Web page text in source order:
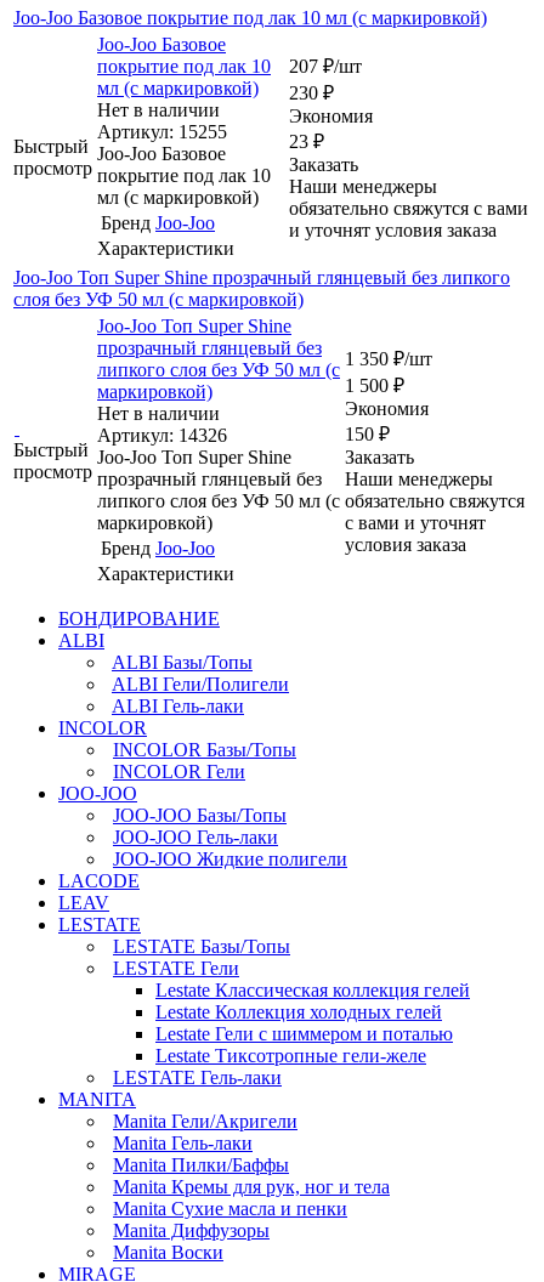
Joo-Joo Базовое покрытие под лак 10 мл (c маркировкой)
Быстрый
просмотр
Joo-Joo Базовое
покрытие под лак 10
мл (c маркировкой)
Нет в наличии
Артикул: 15255
Joo-Joo Базовое
покрытие под лак 10
мл (c маркировкой)
Бренд Joo-Joo
Характеристики
207 ₽/шт
230 ₽
Экономия
23 ₽
Заказать
Наши менеджеры
обязательно свяжутся с вами
и уточнят условия заказа
Joo-Joo Топ Super Shine прозрачный глянцевый без липкого
слоя без УФ 50 мл (с маркировкой)
Быстрый
просмотр
Joo-Joo Топ Super Shine
прозрачный глянцевый без
липкого слоя без УФ 50 мл (с
маркировкой)
Нет в наличии
Артикул: 14326
Joo-Joo Топ Super Shine
прозрачный глянцевый без
липкого слоя без УФ 50 мл (с
маркировкой)
Бренд Joo-Joo
Характеристики
1 350 ₽/шт
1 500 ₽
Экономия
150 ₽
Заказать
Наши менеджеры
обязательно свяжутся
с вами и уточнят
условия заказа
БОНДИРОВАНИЕ
ALBI
ALBI Базы/Топы
ALBI Гели/Полигели
ALBI Гель-лаки
INCOLOR
INCOLOR Базы/Топы
INCOLOR Гели
JOO-JOO
JOO-JOO Базы/Топы
JOO-JOO Гель-лаки
JOO-JOO Жидкие полигели
LACODE
LEAV
LESTATE
LESTATE Базы/Топы
LESTATE Гели
Lestate Классическая коллекция гелей
Lestate Коллекция холодных гелей
Lestate Гели с шиммером и поталью
Lestate Тиксотропные гели-желе
LESTATE Гель-лаки
MANITA
Manita Гели/Акригели
Manita Гель-лаки
Manita Пилки/Баффы
Manita Кремы для рук, ног и тела
Manita Сухие масла и пенки
Manita Диффузоры
Manita Воски
MIRAGE